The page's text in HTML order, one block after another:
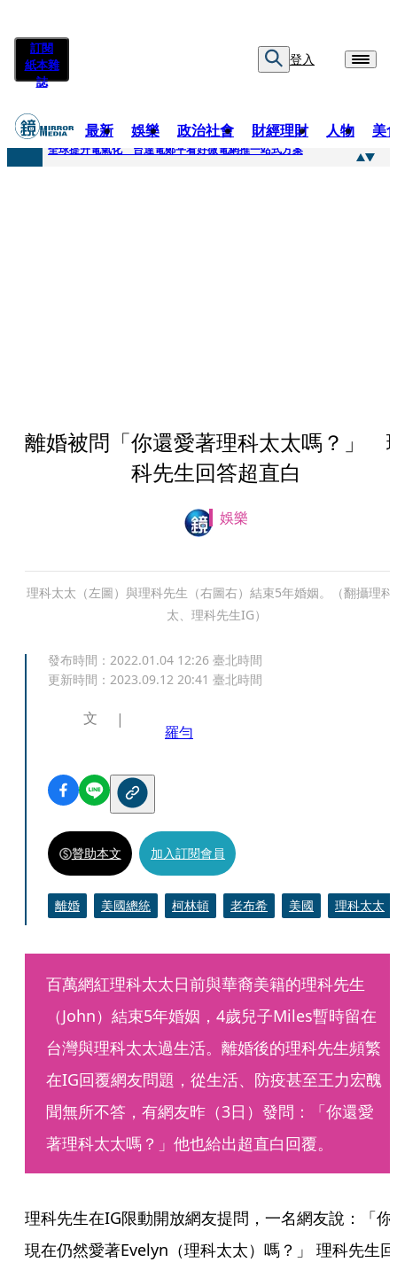
訂閱
紙本雜
誌
登入
最新 娛樂 政治社會 財經理財 人物 美
快訊
全球提升電氣化 台達電鄭平看好微電網推一站式方案
離婚被問「你還愛著理科太太嗎？」
科先生回答超直白
娛樂
理科太太（左圖）與理科先生（右圖右）結束5年婚姻。（翻攝理科
太、理科先生IG）
發布時間： 2022.01.04 12:26 臺北時間
更新時間： 2023.09.12 20:41 臺北時間
文
羅勻
贊助本文 加入訂閱會員
離婚 美國總統 柯林頓 老布希 美國 理科太太
百萬網紅理科太太日前與華裔美籍的理科先生
（John）結束5年婚姻，4歲兒子Miles暫時留在
台灣與理科太太過生活。離婚後的理科先生頻繁
在IG回覆網友問題，從生活、防疫甚至王力宏醜
聞無所不答，有網友昨（3日）發問：「你還愛
著理科太太嗎？」他也給出超直白回覆。
理科先生在IG限動開放網友提問，一名網友說：「你
現在仍然愛著Evelyn（理科太太）嗎？」 理科先生回